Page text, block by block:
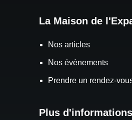
La Maison de
Nos articles
Nos évènements
Prendre un rendez-
Plus d'informations